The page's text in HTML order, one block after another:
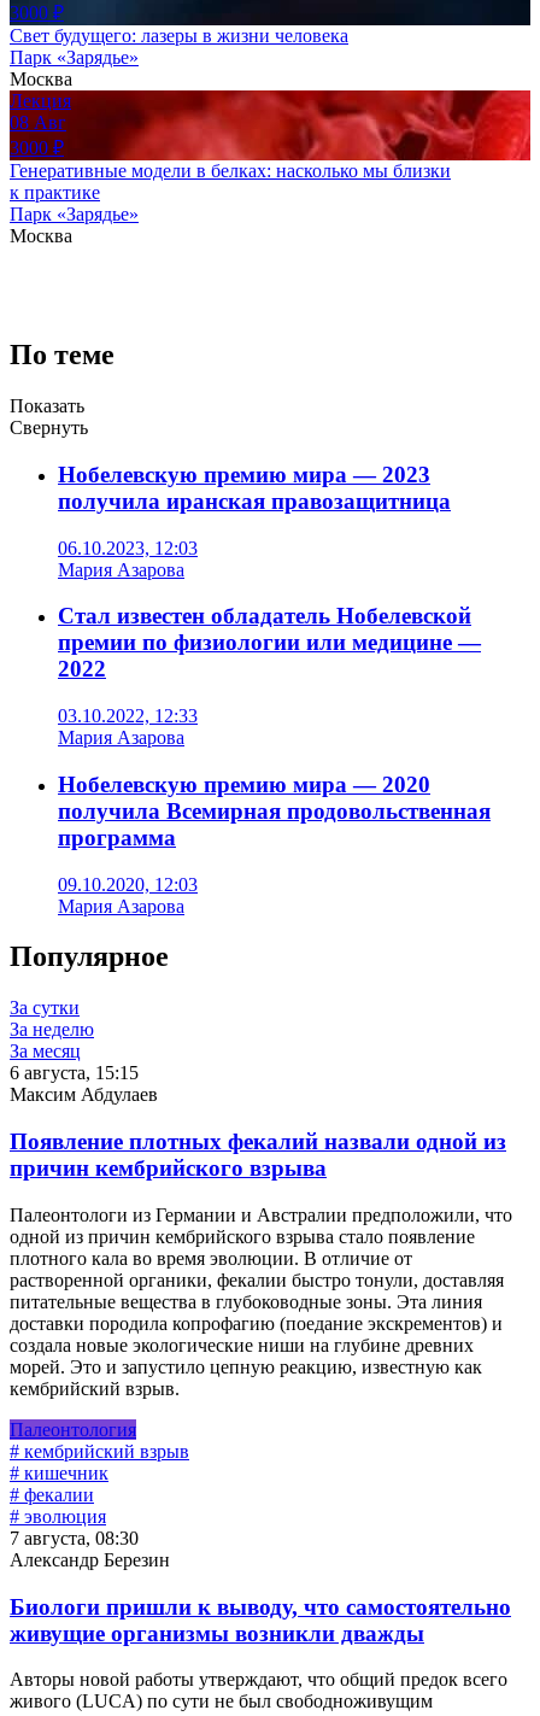
3000 ₽
Свет будущего: лазеры в жизни человека
Парк «Зарядье»
Москва
Лекция
08 Авг
3000 ₽
Генеративные модели в белках: насколько мы близки
к практике
Парк «Зарядье»
Москва
По теме
Показать
Свернуть
Нобелевскую премию мира — 2023
получила иранская правозащитница
06.10.2023, 12:03
Мария Азарова
Стал известен обладатель Нобелевской
премии по физиологии или медицине —
2022
03.10.2022, 12:33
Мария Азарова
Нобелевскую премию мира — 2020
получила Всемирная продовольственная
программа
09.10.2020, 12:03
Мария Азарова
Популярное
За сутки
За неделю
За месяц
6 августа, 15:15
Максим Абдулаев
Появление плотных фекалий назвали одной из
причин кембрийского взрыва
Палеонтологи из Германии и Австралии предположили, что
одной из причин кембрийского взрыва стало появление
плотного кала во время эволюции. В отличие от
растворенной органики, фекалии быстро тонули, доставляя
питательные вещества в глубоководные зоны. Эта линия
доставки породила копрофагию (поедание экскрементов) и
создала новые экологические ниши на глубине древних
морей. Это и запустило цепную реакцию, известную как
кембрийский взрыв.
Палеонтология
# кембрийский взрыв
# кишечник
# фекалии
# эволюция
7 августа, 08:30
Александр Березин
Биологи пришли к выводу, что самостоятельно
живущие организмы возникли дважды
Авторы новой работы утверждают, что общий предок всего
живого (LUCA) по сути не был свободноживущим